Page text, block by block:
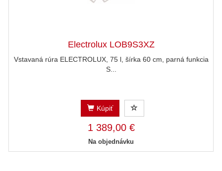
Electrolux LOB9S3XZ
Vstavaná rúra ELECTROLUX, 75 l, šírka 60 cm, parná funkcia
S...
Kúpiť
1 389,00 €
Na objednávku